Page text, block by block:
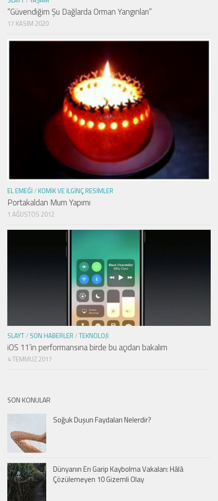
“Güvendiğim Şu Dağlarda Orman Yangınları”
17 KASIM 2020
EL EMEĞI/ KOMIK VE İLGINÇ RESIMLER
Portakaldan Mum Yapımı
1 AĞUSTOS 2012
SLAYT/ SON HABERLER /TEKNOLOJI
iOS 11’in performansına birde bu açıdan bakalım
4 TEMMUZ 2017
SON KONULAR
Soğuk Duşun Faydaları Nelerdir?
Dünyanın En Garip Kaybolma Vakaları: Hâlâ
Çözülemeyen 10 Gizemli Olay